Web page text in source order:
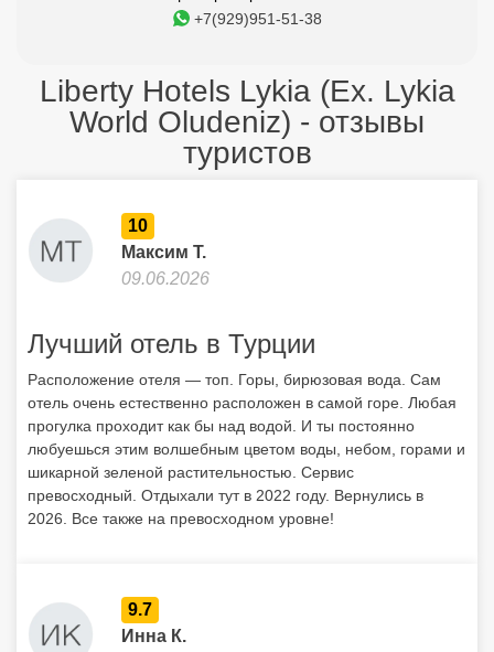
+7(929)951-51-38
Liberty Hotels Lykia (Ex. Lykia
World Oludeniz) - отзывы
туристов
10
Максим Т.
09.06.2026
Лучший отель в Турции
Расположение отеля — топ. Горы, бирюзовая вода. Сам
отель очень естественно расположен в самой горе. Любая
прогулка проходит как бы над водой. И ты постоянно
любуешься этим волшебным цветом воды, небом, горами и
шикарной зеленой растительностью. Сервис
превосходный. Отдыхали тут в 2022 году. Вернулись в
2026. Все также на превосходном уровне!
9.7
Инна К.